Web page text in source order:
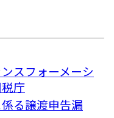
スフォーメーシ
庁
る譲渡申告漏